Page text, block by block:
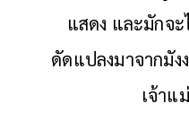
แสดง และมักจ
ดัดแปลงมาจากมัง
เจ้าแ